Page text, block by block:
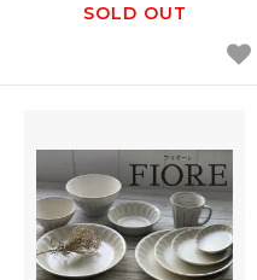
SOLD OUT